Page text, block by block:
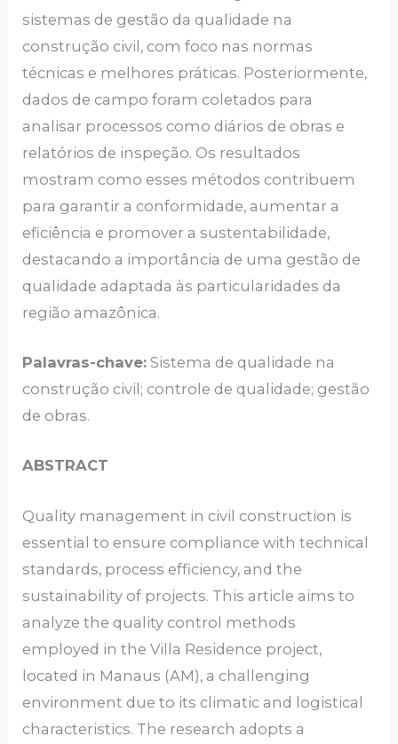
sistemas de gestão da qualidade na
construção civil, com foco nas normas
técnicas e melhores práticas. Posteriormente,
dados de campo foram coletados para
analisar processos como diários de obras e
relatórios de inspeção. Os resultados
mostram como esses métodos contribuem
para garantir a conformidade, aumentar a
eficiência e promover a sustentabilidade,
destacando a importância de uma gestão de
qualidade adaptada às particularidades da
região amazônica.
Palavras-chave: Sistema de qualidade na
construção civil; controle de qualidade; gestão
de obras.
ABSTRACT
Quality management in civil construction is
essential to ensure compliance with technical
standards, process efficiency, and the
sustainability of projects. This article aims to
analyze the quality control methods
employed in the Villa Residence project,
located in Manaus (AM), a challenging
environment due to its climatic and logistical
characteristics. The research adopts a